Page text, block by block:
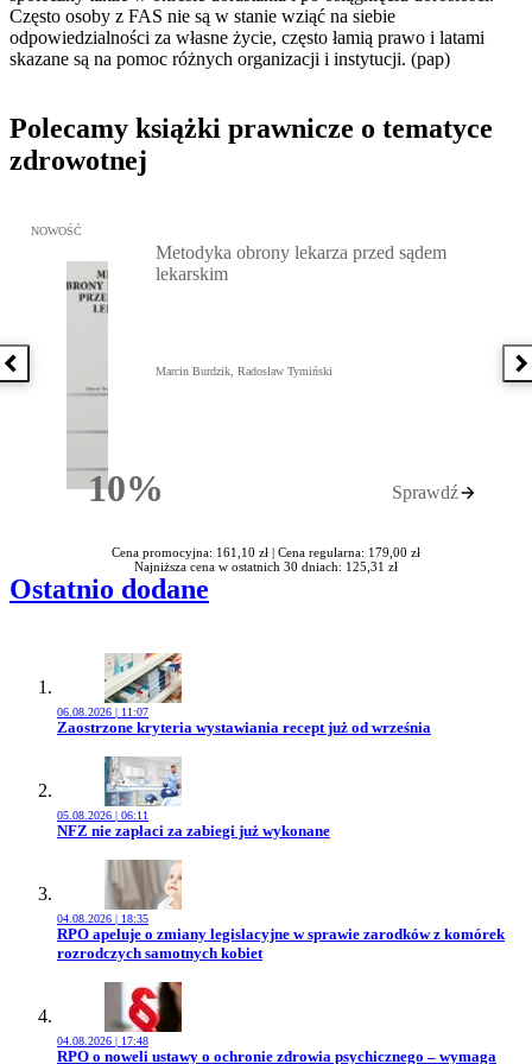
Często osoby z FAS nie są w stanie wziąć na siebie
odpowiedzialności za własne życie, często łamią prawo i latami
skazane są na pomoc różnych organizacji i instytucji. (pap)
Polecamy książki prawnicze o tematyce
zdrowotnej
Poprzednia książka
Przejdź do: Metodyka obrony lekarza przed sądem lekarskim,
NOWOŚĆ
10%Rabatu
Metodyka obrony lekarza przed sądem
lekarskim
Marcin Burdzik, Radosław Tymiński
Sprawdź
Cena promocyjna: 161,10 zł | Cena regularna: 179,00 zł
Najniższa cena w ostatnich 30 dniach: 125,31 zł
Ostatnio dodane
06.08.2026 | 11:07
Przejdź do artykułu:
Zaostrzone kryteria wystawiania recept już od września
05.08.2026 | 06:11
Przejdź do artykułu:
NFZ nie zapłaci za zabiegi już wykonane
04.08.2026 | 18:35
Przejdź do artykułu:
RPO apeluje o zmiany legislacyjne w sprawie zarodków z komórek
rozrodczych samotnych kobiet
04.08.2026 | 17:48
Przejdź do artykułu:
RPO o noweli ustawy o ochronie zdrowia psychicznego – wymaga